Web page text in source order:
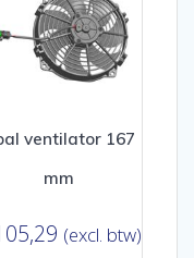
ventilator 167
mm
(excl. btw)